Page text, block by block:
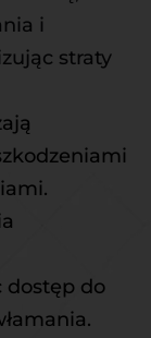
i
straty
dostęp do